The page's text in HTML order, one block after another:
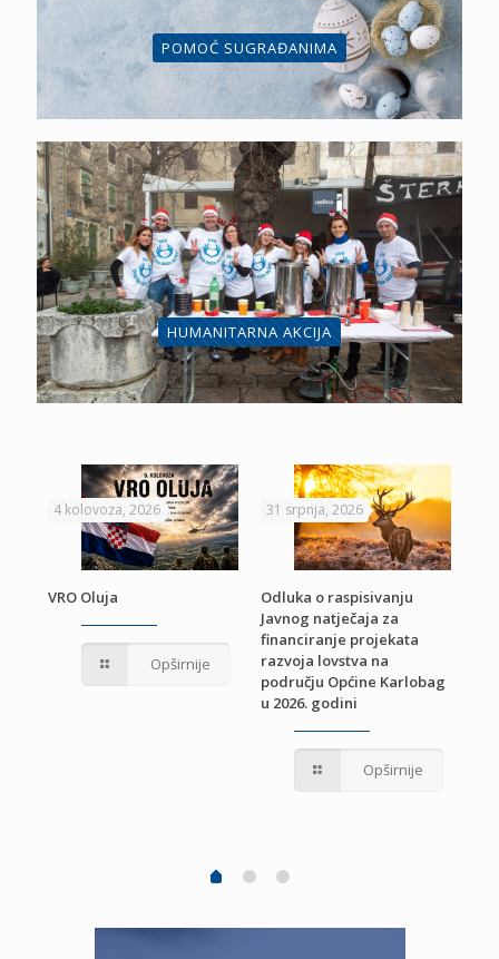
POMOĆ SUGRAĐANIMA
HUMANITARNA AKCIJA
4 kolovoza, 2026
VRO Oluja
Opširnije
31 srpnja, 2026
Odluka o raspisivanju
Javnog natječaja za
financiranje projekata
razvoja lovstva na
području Općine Karlobag
u 2026. godini
Opširnije